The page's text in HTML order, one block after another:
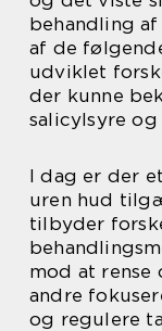
behandling
af de
udviklet
der kunne
salicylsyre
I dag er der
uren hud
tilbyder
mod at rense
andre
og regulere